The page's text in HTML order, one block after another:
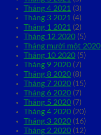
Tháng 4 2021 (3)
Tháng 3 2021 (4)
Tháng 1 2021 (2)
Tháng 12 2020 (5)
Tháng mười một 2020
Tháng 10 2020 (5)
Tháng 9 2020 (7)
Tháng 8 2020 (8)
Tháng 7 2020 (15)
Tháng 6 2020 (7)
Tháng 5 2020 (7)
Tháng 4 2020 (20)
Tháng 3 2020 (16)
Tháng 2 2020 (12)